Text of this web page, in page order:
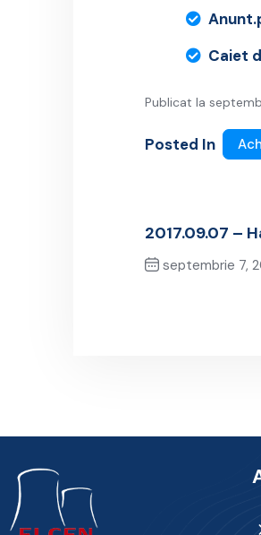
Caiet
Publicat la
Posted In
2017.09.07 –
septembrie 7,